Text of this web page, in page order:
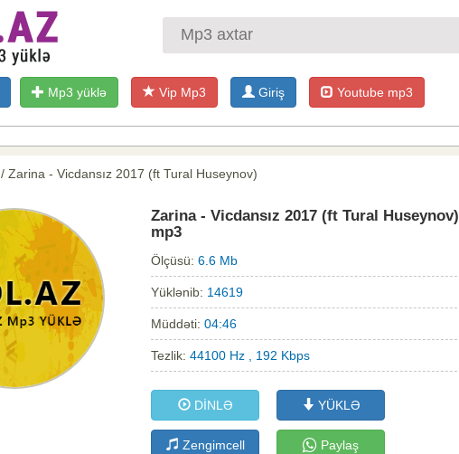
Mp3 yüklə Vip Mp3 Giriş Youtube mp3
/ Zarina - Vicdansız 2017 (ft Tural Huseynov)
Zarina - Vicdansız 2017 (ft Tural Huseynov)
mp3
Ölçüsü: 6.6 Mb
Yüklənib: 14619
Müddəti: 04:46
Tezlik: 44100 Hz , 192 Kbps
DİNLƏ YÜKLƏ
Zengimcell Paylaş